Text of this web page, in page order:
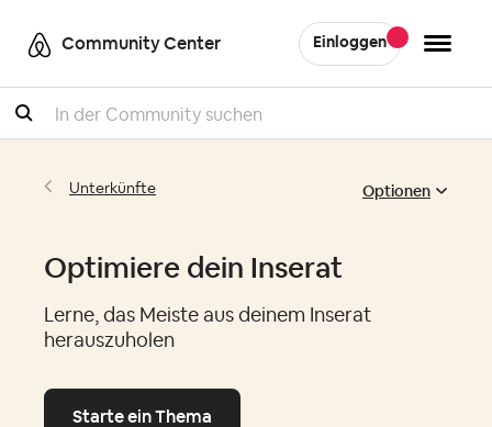
Community Center Einloggen
Suche
Unterkünfte Optionen
Optimiere dein Inserat
Lerne, das Meiste aus deinem Inserat
herauszuholen
Starte ein Thema